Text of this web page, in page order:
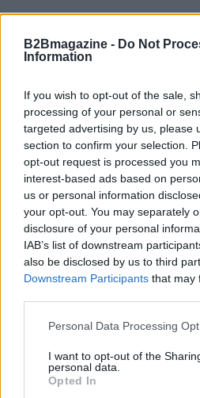
B2Bmagazine - Do Not
Information
If you wish to opt-out of the sale,
processing of your personal or
targeted advertising by us, please
section to confirm your selection.
opt-out request is processed you
interest-based ads based on
us or personal information
your opt-out. You may separately
disclosure of your personal
IAB’s list of downstream
also be disclosed by us to third
Downstream Participants that may
Please note that this website/app
not limited to your visit or usage
grant or deny consent to Google
use your data for below specified
Personal Data Processing
I want to opt-out of the
personal data.
Opted In
B2B NEWS